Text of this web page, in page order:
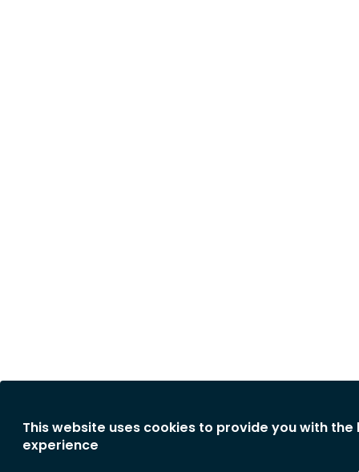
This website uses cookies to provide you with the
experience